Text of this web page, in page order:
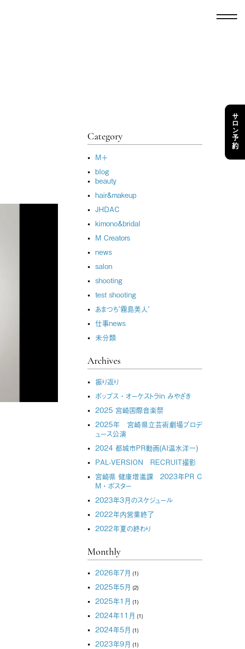
サロン予約
Category
M＋
blog
beauty
hair&makeup
JHDAC
kimono&bridal
M Creators
news
salon
shooting
test shooting
あまつち’霧島美人’
仕事news
未分類
Archives
振り返り
ポップス・オーケストラin みやざき
2025 宮崎国際音楽祭
2025年 宮崎県立芸術劇場プロデ
ュース公演
2024 都城市PR動画(AI温水洋一)
PAL-VERSION RECRUIT撮影
宮崎県 健康増進課 2023年PR C
M・ポスター
2023年3月のスケジュール
2022年内営業終了
2022年夏の終わり
Monthly
2026年7月 (1)
2025年5月 (2)
2025年1月 (1)
2024年11月 (1)
2024年5月 (1)
2023年9月 (1)